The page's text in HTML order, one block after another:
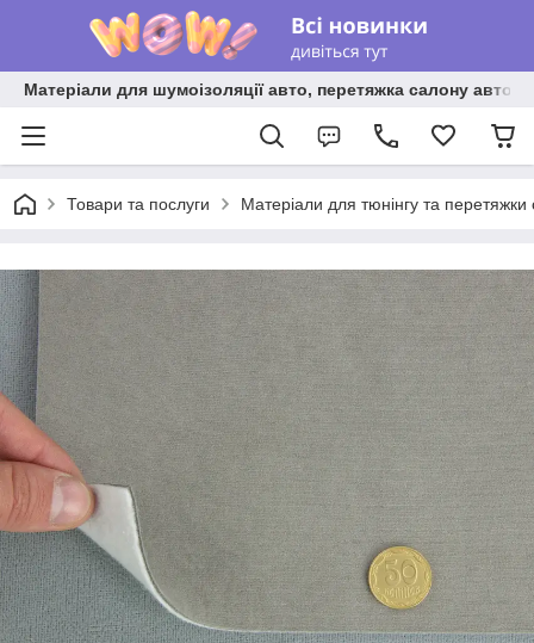
Матеріали для шумоізоляції авто, перетяжка салону авто
Товари та послуги Матеріали для тюнінгу та